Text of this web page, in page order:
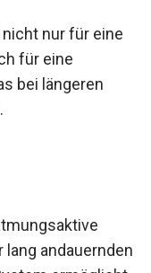
nur für eine
für eine
bei längeren
andauernden